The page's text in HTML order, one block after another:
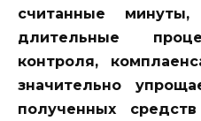
считанные
длительные
контроля,
значительно
полученных